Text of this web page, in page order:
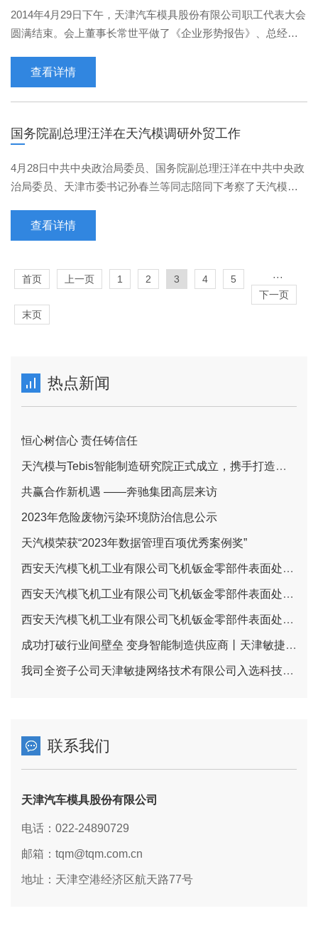
2014年4月29日下午，天津汽车模具股份有限公司职工代表大会
圆满结束。会上董事长常世平做了《企业形势报告》、总经理
查看详情
国务院副总理汪洋在天汽模调研外贸工作
4月28日中共中央政治局委员、国务院副总理汪洋在中共中央政
治局委员、天津市委书记孙春兰等同志陪同下考察了天汽模三
查看详情
首页 上一页 1 2 3 4 5
···
下一页
末页
热点新闻
恒心树信心 责任铸信任
天汽模与Tebis智能制造研究院正式成立，携手打造智能制造一体化新标杆
共赢合作新机遇 ——奔驰集团高层来访
2023年危险废物污染环境防治信息公示
天汽模荣获“2023年数据管理百项优秀案例奖”
西安天汽模飞机工业有限公司飞机钣金零部件表面处理项目报批前环境影响报告书全文和公众参与说明公示信息
西安天汽模飞机工业有限公司飞机钣金零部件表面处理项目 环境影响评价第二次公示
西安天汽模飞机工业有限公司飞机钣金零部件表面处理项目 环境影响公众参与信息公示（一次公示）
成功打破行业间壁垒 变身智能制造供应商丨天津敏捷云让柔性产线满足刚性需求
我司全资子公司天津敏捷网络技术有限公司入选科技型中小企业名单
联系我们
天津汽车模具股份有限公司
电话：022-24890729
邮箱：tqm@tqm.com.cn
地址：天津空港经济区航天路77号